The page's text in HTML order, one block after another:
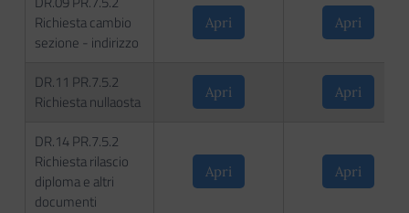
Richiesta cambio
sezione - indirizzo
Apri Apri
DR.11 PR.7.5.2
Richiesta nullaosta
Apri Apri
DR.14 PR.7.5.2
Richiesta rilascio
diploma e altri
documenti
Apri Apri